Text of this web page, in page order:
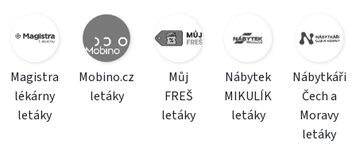
Magistra
lékárny
letáky
Mobino.cz
letáky
Můj
FREŠ
letáky
Nábytek
MIKULÍK
letáky
Nábytkáři
Čech a
Moravy
letáky